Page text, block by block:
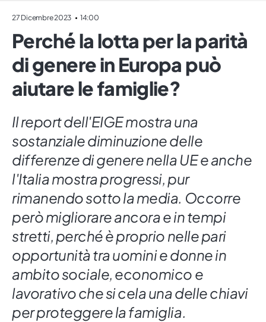
27 Dicembre 2023 14:00
Perché la lotta per la parità
di genere in Europa può
aiutare le famiglie?
Il report dell'EIGE mostra una
sostanziale diminuzione delle
differenze di genere nella UE e anche
l'Italia mostra progressi, pur
rimanendo sotto la media. Occorre
però migliorare ancora e in tempi
stretti, perché è proprio nelle pari
opportunità tra uomini e donne in
ambito sociale, economico e
lavorativo che si cela una delle chiavi
per proteggere la famiglia.